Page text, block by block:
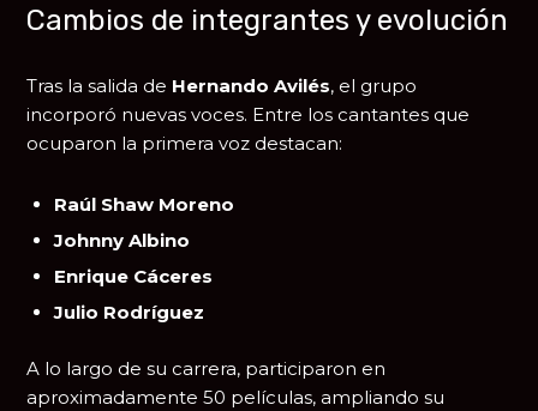
Cambios de integrantes y evolución
Tras la salida de Hernando Avilés, el grupo
incorporó nuevas voces. Entre los cantantes que
ocuparon la primera voz destacan:
Raúl Shaw Moreno
Johnny Albino
Enrique Cáceres
Julio Rodríguez
A lo largo de su carrera, participaron en
aproximadamente 50 películas, ampliando su